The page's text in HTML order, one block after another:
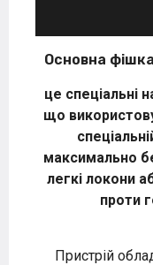
Основна
це спеціальні
що
максимально
легкі локони
проти
Пристрій